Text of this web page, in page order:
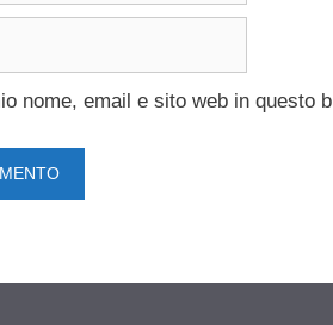
nome, email e sito web in questo